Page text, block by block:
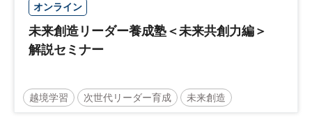
オンライン
未来創造リーダー養成塾＜未来共創力編＞
解説セミナー
越境学習 次世代リーダー育成 未来創造